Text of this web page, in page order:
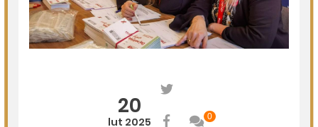
06.08.2026 Podlasie24
Trud drogi i siła wspólnoty. Szósty dzień Pieszej
Pielgrzymki Drohiczyńskiej na Jasną Górę
Milejczyce przyciągają tłumy. Poznaj program nabożeństw